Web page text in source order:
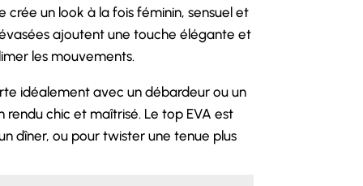
crée un look à la fois féminin, sensuel et
ajoutent une touche élégante et
les mouvements.
idéalement avec un débardeur ou un
rendu chic et maîtrisé. Le top EVA est
dîner, ou pour twister une tenue plus